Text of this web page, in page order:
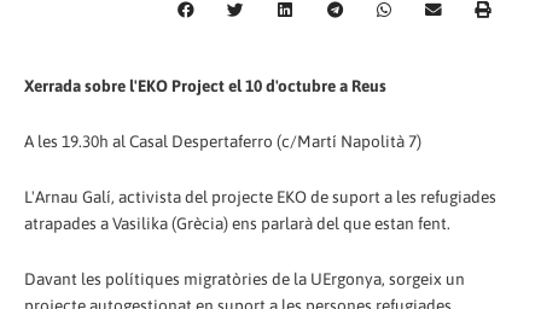
Xerrada sobre l'EKO Project el 10 d'octubre a Reus
A les 19.30h al Casal Despertaferro (c/Martí Napolità 7)
L'Arnau Galí, activista del projecte EKO de suport a les refugiades
atrapades a Vasilika (Grècia) ens parlarà del que estan fent.
Davant les polítiques migratòries de la UErgonya, sorgeix un
projecte autogestionat en suport a les persones refugiades.